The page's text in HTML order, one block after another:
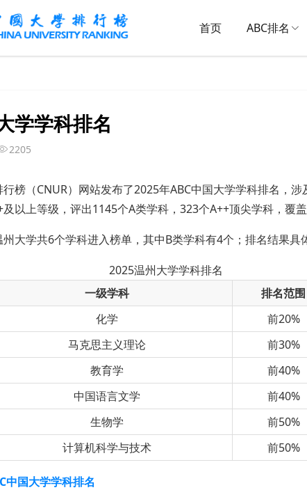
首页 ABC排名
学学科排名
2205
榜（CNUR）网站发布了2025年ABC中国大学学科排名，
以上等级，评出1145个A类学科，323个A++顶尖学科，覆盖
大学共6个学科进入榜单，其中B类学科有4个；排名结果具
2025温州大学学科排名
一级学科 排名范围
化学 前20%
马克思主义理论 前30%
教育学 前40%
中国语言文学 前40%
生物学 前50%
计算机科学与技术 前50%
中国大学学科排名